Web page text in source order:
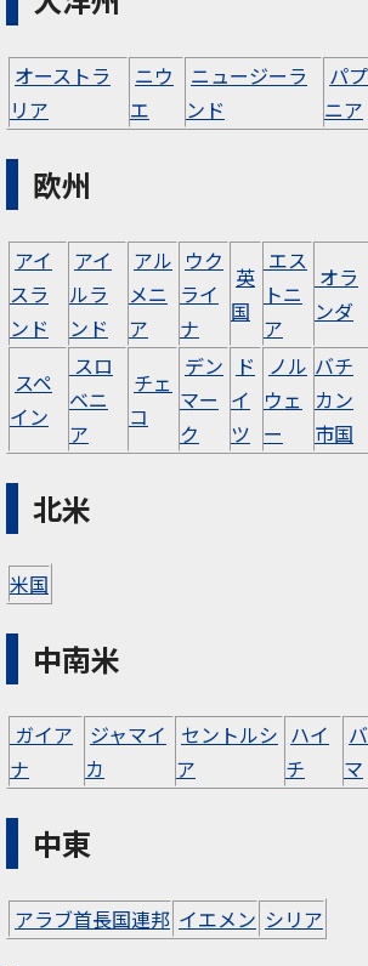
オーストラ
リア
ニウ
エ
ニュージーラ
ンド
パ
ニア
欧州
アイ
スラ
ンド
アイ
ルラ
ンド
アル
メニ
ア
ウク
ライ
ナ
英
国
エス
トニ
ア
オラ
ンダ
スペ
イン
スロ
ベニ
ア
チェ
コ
デン
マー
ク
ド
イ
ツ
ノル
ウェ
ー
バチ
カン
市国
北米
米国
中南米
ガイア
ナ
ジャマイ
カ
セントルシ
ア
ハイ
チ
マ
中東
アラブ首長国連邦 イエメン シリア